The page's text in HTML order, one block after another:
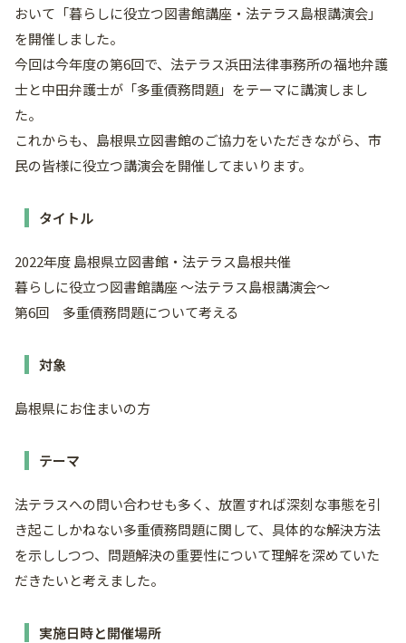
おいて「暮らしに役立つ図書館講座・法テラス島根講演会」
を開催しました。
今回は今年度の第6回で、法テラス浜田法律事務所の福地弁護
士と中田弁護士が「多重債務問題」をテーマに講演しまし
た。
これからも、島根県立図書館のご協力をいただきながら、市
民の皆様に役立つ講演会を開催してまいります。
タイトル
2022年度 島根県立図書館・法テラス島根共催
暮らしに役立つ図書館講座 ～法テラス島根講演会～
第6回 多重債務問題について考える
対象
島根県にお住まいの方
テーマ
法テラスへの問い合わせも多く、放置すれば深刻な事態を引
き起こしかねない多重債務問題に関して、具体的な解決方法
を示ししつつ、問題解決の重要性について理解を深めていた
だきたいと考えました。
実施日時と開催場所